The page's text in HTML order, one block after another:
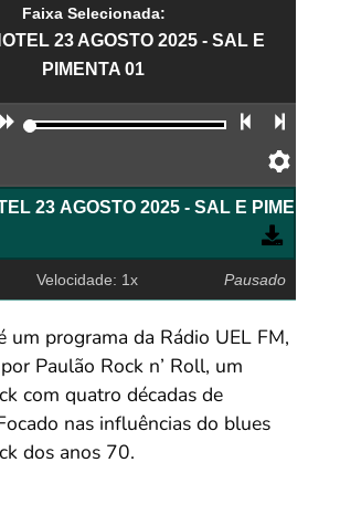
Faixa Selecionada:
23 AGOSTO 2025 - SAL E
PIMENTA 01
Avançar Faixa
Velocidade: 1x Pausado
um programa da Rádio UEL FM,
Paulão Rock n’ Roll, um
com quatro décadas de
nas influências do blues
dos anos 70.